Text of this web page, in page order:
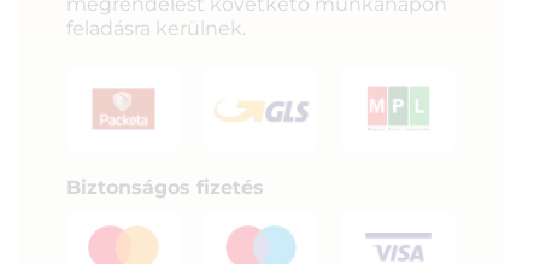
feladásra kerülnek.
Biztonságos fizetés